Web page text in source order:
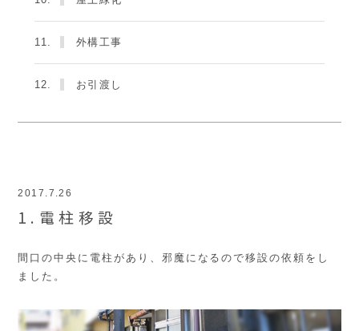
11. 外構工事
12. お引渡し
2017.7.26
1.電柱移設
間口の中央に電柱があり、邪魔になるので移設の依頼をし
ました。